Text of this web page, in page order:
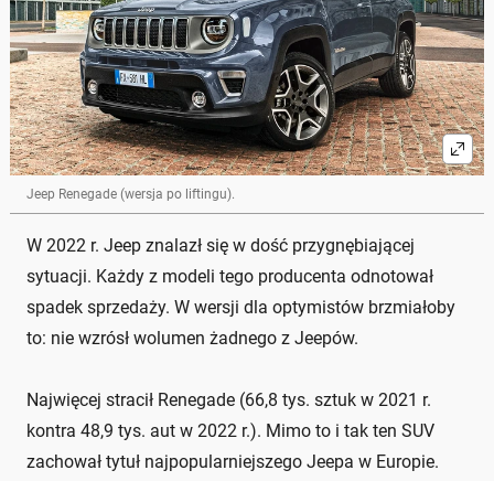
Jeep Renegade (wersja po liftingu).
W 2022 r. Jeep znalazł się w dość przygnębiającej
sytuacji. Każdy z modeli tego producenta odnotował
spadek sprzedaży. W wersji dla optymistów brzmiałoby
to: nie wzrósł wolumen żadnego z Jeepów.
Najwięcej stracił Renegade (66,8 tys. sztuk w 2021 r.
kontra 48,9 tys. aut w 2022 r.). Mimo to i tak ten SUV
zachował tytuł najpopularniejszego Jeepa w Europie.